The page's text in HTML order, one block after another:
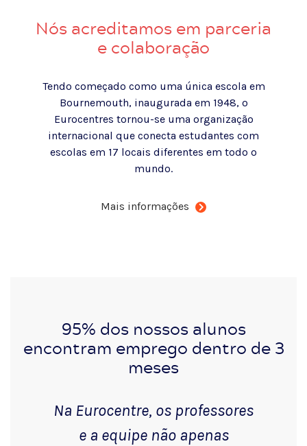
Nós acreditamos em parceria
e colaboração
Tendo começado como uma única escola em
Bournemouth, inaugurada em 1948, o
Eurocentres tornou-se uma organização
internacional que conecta estudantes com
escolas em 17 locais diferentes em todo o
mundo.
Mais informações
95% dos nossos alunos
encontram emprego dentro de 3
meses
Na Eurocentre, os professores
e a equipe não apenas